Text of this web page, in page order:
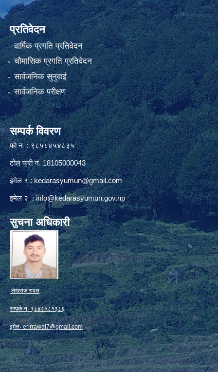
प्रतिवेदन
वार्षिक प्रगति प्रतिवेदन
चौमासिक प्रगति प्रतिवेदन
सार्वजनिक सुनुवाई
सार्वजनिक परीक्षण
सम्पर्क विवरण
फाे न : ९८५८४५४८३५
टोल फ्री नं. 18105000043
इमेल १ :kedarasyumun@gmail.com
इमेल २ :info@kedarasyumun.gov.np
सुचना अधिकारी
लेखराज रावल
सम्पर्क नः ९८४८५८१३८६
इमेलःerlrrawal7@gmail.com